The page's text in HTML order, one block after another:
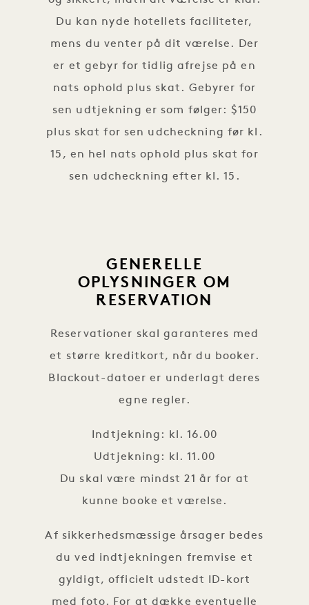
Du kan nyde hotellets faciliteter,
mens du venter på dit værelse. Der
er et gebyr for tidlig afrejse på en
nats ophold plus skat. Gebyrer for
sen udtjekning er som følger: $150
plus skat for sen udcheckning før kl.
15, en hel nats ophold plus skat for
sen udcheckning efter kl. 15.
GENERELLE
OPLYSNINGER OM
RESERVATION
Reservationer skal garanteres med
et større kreditkort, når du booker.
Blackout-datoer er underlagt deres
egne regler.
Indtjekning: kl. 16.00
Udtjekning: kl. 11.00
Du skal være mindst 21 år for at
kunne booke et værelse.
Af sikkerhedsmæssige årsager bedes
du ved indtjekningen fremvise et
gyldigt, officielt udstedt ID-kort
med foto. For at dække eventuelle